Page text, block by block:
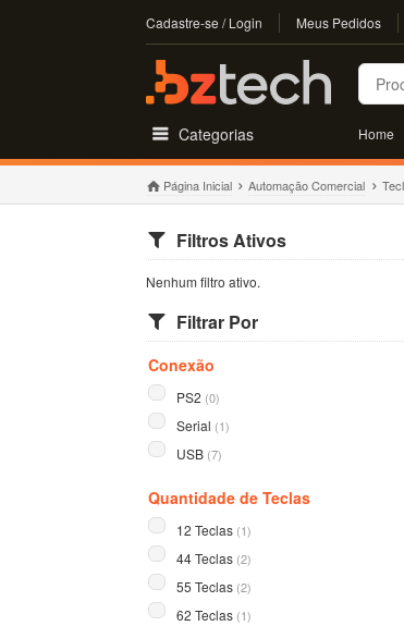
Cadastre-se / Login Meus Pedidos
Buscar
Categorias Home
Página Inicial Automação Comercial
Filtros Ativos
Nenhum filtro ativo.
Filtrar Por
Conexão
PS2 (0)
Serial (1)
USB (7)
Quantidade de Teclas
12 Teclas (1)
44 Teclas (2)
55 Teclas (2)
62 Teclas (1)